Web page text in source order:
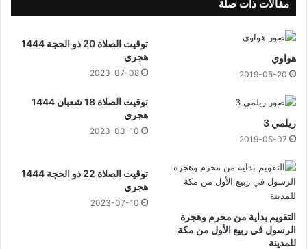
مقالات ذات صلة
هواوي
2019-05-20
توقيت الصلاة 20 ذو الحجة 1444
هجري
2023-07-08
ريلمي 3
2019-05-07
توقيت الصلاة 18 شعبان 1444
هجري
2023-03-10
التقويم بداية من محرم وهجرة
الرسول في ربيع الأول من مكة
للمدينة
توقيت الصلاة 22 ذو الحجة 1444
هجري
2023-07-10